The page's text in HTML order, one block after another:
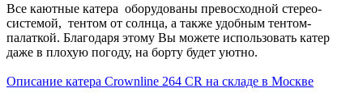
Все каютные катера оборудованы превосходной стерео-
системой, тентом от солнца, а также удобным тентом-
палаткой. Благодаря этому Вы можете использовать катер
даже в плохую погоду, на борту будет уютно.
Описание катера Crownline 264 CR на складе в Москве